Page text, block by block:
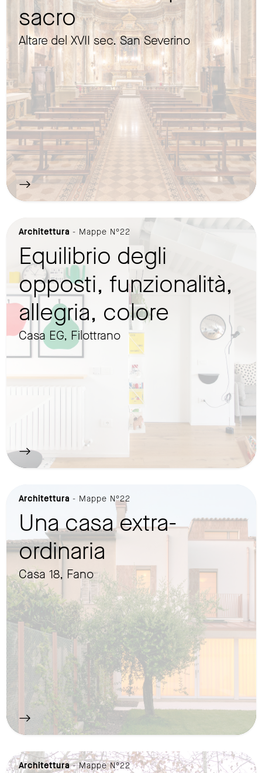
sacro
Altare del XVII sec. San Severino
Architettura - Mappe N°22
Equilibrio degli
opposti, funzionalità,
allegria, colore
Casa EG, Filottrano
Architettura - Mappe N°22
Una casa extra-
ordinaria
Casa 18, Fano
Architettura- Mappe N°22